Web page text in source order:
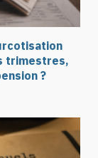
trimestres,
?